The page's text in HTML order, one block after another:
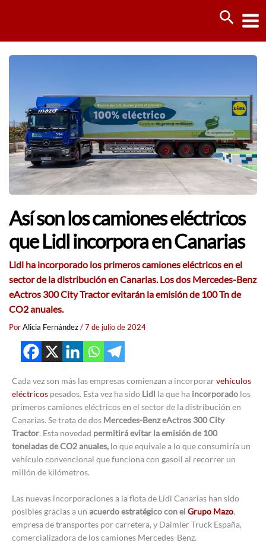
Así son los camiones eléctricos
que Lidl incorpora en Canarias
Lidl ha incorporado los primeros camiones eléctricos en el
sector de la distribución en Canarias. Los dos Mercedes-Benz
eActros 300 City Tractor evitarán la emisión de 100 Tn de
CO2 anuales.
PorAlicia Fernández/7 de julio de 2024
Cada vez son más las empresas comienzan a incorporarvehículos
eléctricos pesados. Esta vez ha sido Lidl la que ha incorporado los
primeros camiones eléctricos en el sector de la distribución en
Canarias. Se trata de dos Mercedes-Benz eActros 300 City
Tractor. Esta novedad permitirá evitar la emisión de 100
toneladas de CO2 anuales, lo que equivale a lo que consumiría un
vehículo convencional que funciona con gasoil al recorrer un
millón de kilómetros.
Las nuevas incorporaciones a la flota de Lidl Canarias han sido
posibles gracias a un acuerdo estratégico con el Grupo Mazo,
empresa de transportes por carretera, y Daimler Truck España,
comercializadora de los camiones Mercedes-Benz.